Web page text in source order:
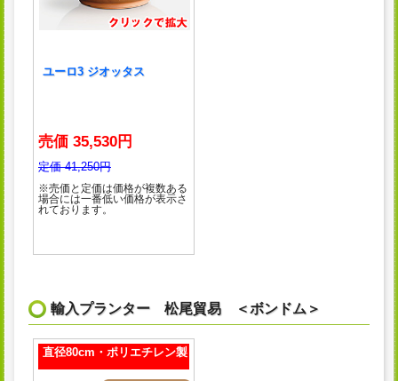
ユーロ3 ジオッタス
売価 35,530円
定価 41,250円
※売価と定価は価格が複数ある
場合には一番低い価格が表示さ
れております。
輸入プランター 松尾貿易 ＜ボンドム＞
直径80cm・ポリエチレン製